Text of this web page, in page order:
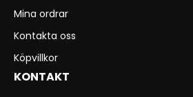
Mina ordrar
Kontakta oss
Köpvillkor
KONTAKT